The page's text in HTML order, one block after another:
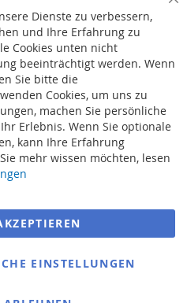
Dienste zu verbessern,
und Ihre Erfahrung zu
Cookies unten nicht
beeinträchtigt werden. Wenn
Sie bitte die
Cookies, um uns zu
machen Sie persönliche
Erlebnis. Wenn Sie optionale
kann Ihre Erfahrung
mehr wissen möchten, lesen
EINSTELLUNGEN